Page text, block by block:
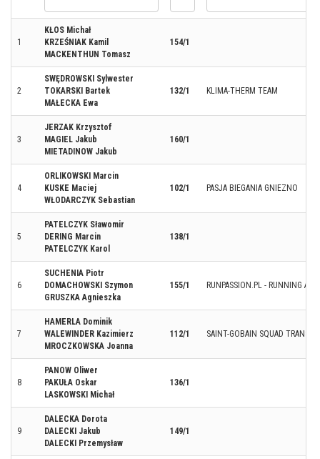
1
KŁOS Michał
KRZEŚNIAK Kamil
MACKENTHUN Tomasz
154/1
2
SWĘDROWSKI Sylwester
TOKARSKI Bartek
MAŁECKA Ewa
132/1 KLIMA-THERM TEAM
3
JERZAK Krzysztof
MAGIEL Jakub
MIETADINOW Jakub
160/1
4
ORLIKOWSKI Marcin
KUSKE Maciej
WŁODARCZYK Sebastian
102/1 PASJA BIEGANIA GNIEZNO
5
PATELCZYK Sławomir
DERING Marcin
PATELCZYK Karol
138/1
6
SUCHENIA Piotr
DOMACHOWSKI Szymon
GRUSZKA Agnieszka
155/1 RUNPASSION.PL - RUNNING
7
HAMERLA Dominik
WALEWINDER Kazimierz
MROCZKOWSKA Joanna
112/1 SAINT-GOBAIN SQUAD
8
PANOW Oliwer
PAKUŁA Oskar
LASKOWSKI Michał
136/1
9
DALECKA Dorota
DALECKI Jakub
DALECKI Przemysław
149/1